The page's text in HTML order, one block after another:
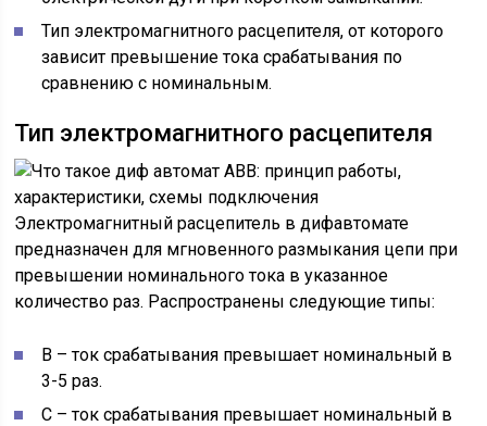
Тип электромагнитного расцепителя, от которого
зависит превышение тока срабатывания по
сравнению с номинальным.
Тип электромагнитного расцепителя
Электромагнитный расцепитель в дифавтомате
предназначен для мгновенного размыкания цепи при
превышении номинального тока в указанное
количество раз. Распространены следующие типы:
В – ток срабатывания превышает номинальный в
3-5 раз.
С – ток срабатывания превышает номинальный в